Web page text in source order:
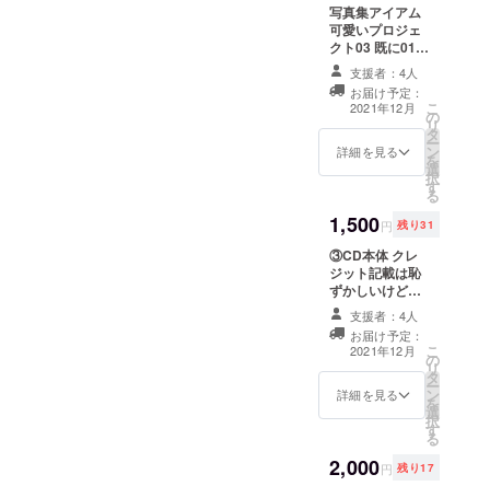
写真集アイアム
可愛いプロジェ
クト03 既に01，
02ともに持って
いるわ！という
あなたへ。
支援者：4人
お届け予定：
2021年12月
詳細を見る
こ
の
リ
タ
ー
ン
を
選
択
す
る
1,500円 残り31
③CD本体 クレ
ジット記載は恥
ずかしいけど、
CD本体は欲し
い！というあな
たへ。
支援者：4人
お届け予定：
2021年12月
詳細を見る
こ
の
リ
タ
ー
ン
を
選
択
す
る
2,000円 残り17